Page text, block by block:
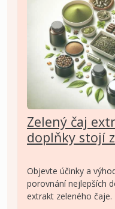
Zelený čaj
doplňky stojí
Objevte účinky a
porovnání nejlepších
extrakt zeleného čaje.